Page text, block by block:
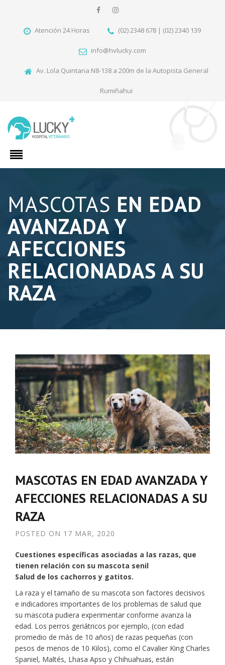
Atención 24 Horas (02) 2348 678 | (02) 2340 139
info@hvlucky.com
Av. Lola Quintana N8-138 a 200m de la Autopista General
Rumiñahui
MASCOTAS EN EDAD
AVANZADA Y
AFECCIONES
RELACIONADAS A SU
RAZA
MASCOTAS EN EDAD AVANZADA Y
AFECCIONES RELACIONADAS A SU
RAZA
POSTED ON 17 MAR, 2020
Cuestiones específicas asociadas a las razas, que
tienen relación con su mascota senil
Salud de los cachorros y gatitos.
La raza y el tamaño de su mascota son factores decisivos
e indicadores importantes de los problemas de salud que
su mascota pudiera experimentar conforme avanza la
edad. Los perros geriátricos por ejemplo, (con edad
promedio de más de 10 años) de razas pequeñas (con
pesos de menos de 10 Kilos), como el Cavalier King Charles
Spaniel, Maltés, Lhasa Apso y Chihuahuas, están